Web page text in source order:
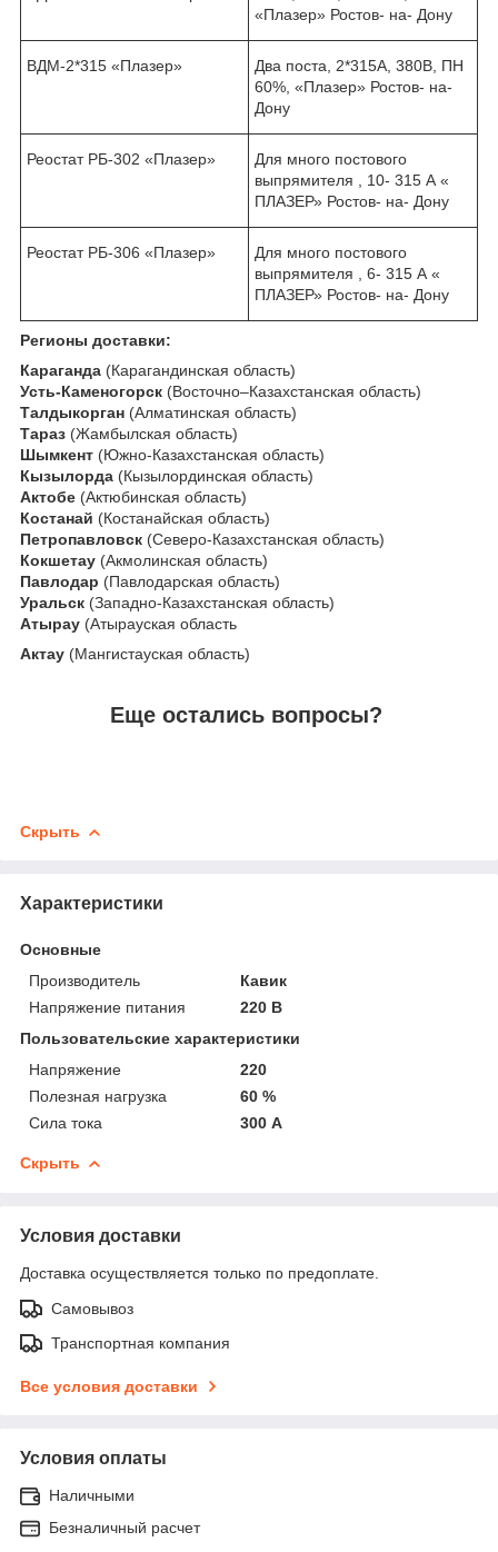
«Плазер» Ростов- на- Дону
ВДМ-2*315 «Плазер»
Два поста, 2*315А, 380В, ПН
60%, «Плазер» Ростов- на-
Дону
Реостат РБ-302 «Плазер»
Для много постового
выпрямителя , 10- 315 А «
ПЛАЗЕР» Ростов- на- Дону
Реостат РБ-306 «Плазер»
Для много постового
выпрямителя , 6- 315 А «
ПЛАЗЕР» Ростов- на- Дону
Регионы доставки:
Караганда (Карагандинская область)
Усть-Каменогорск (Восточно–Казахстанская область)
Талдыкорган (Алматинская область)
Тараз (Жамбылская область)
Шымкент (Южно-Казахстанская область)
Кызылорда (Кызылординская область)
Актобе (Актюбинская область)
Костанай (Костанайская область)
Петропавловск (Северо-Казахстанская область)
Кокшетау (Акмолинская область)
Павлодар (Павлодарская область)
Уральск (Западно-Казахстанская область)
Атырау (Атырауская область
Актау (Мангистауская область)
Еще остались вопросы?
Скрыть
Характеристики
Основные
Производитель
Кавик
Напряжение питания
220 В
Пользовательские характеристики
Напряжение
220
Полезная нагрузка
60 %
Сила тока
300 А
Скрыть
Условия доставки
Доставка осуществляется только по предоплате.
Самовывоз
Транспортная компания
Все условия доставки
Условия оплаты
Наличными
Безналичный расчет